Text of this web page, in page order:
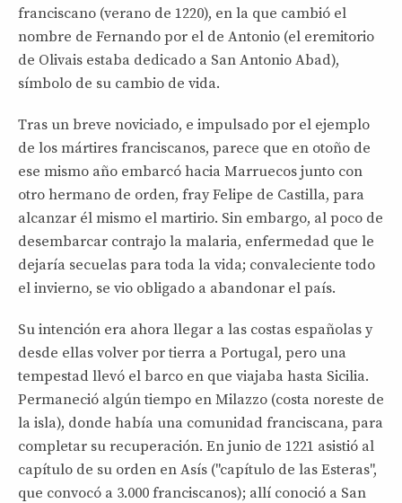
franciscano (verano de 1220), en la que cambió el
nombre de Fernando por el de Antonio (el eremitorio
de Olivais estaba dedicado a San Antonio Abad),
símbolo de su cambio de vida.
Tras un breve noviciado, e impulsado por el ejemplo
de los mártires franciscanos, parece que en otoño de
ese mismo año embarcó hacia Marruecos junto con
otro hermano de orden, fray Felipe de Castilla, para
alcanzar él mismo el martirio. Sin embargo, al poco de
desembarcar contrajo la malaria, enfermedad que le
dejaría secuelas para toda la vida; convaleciente todo
el invierno, se vio obligado a abandonar el país.
Su intención era ahora llegar a las costas españolas y
desde ellas volver por tierra a Portugal, pero una
tempestad llevó el barco en que viajaba hasta Sicilia.
Permaneció algún tiempo en Milazzo (costa noreste de
la isla), donde había una comunidad franciscana, para
completar su recuperación. En junio de 1221 asistió al
capítulo de su orden en Asís ("capítulo de las Esteras",
que convocó a 3.000 franciscanos); allí conoció a San